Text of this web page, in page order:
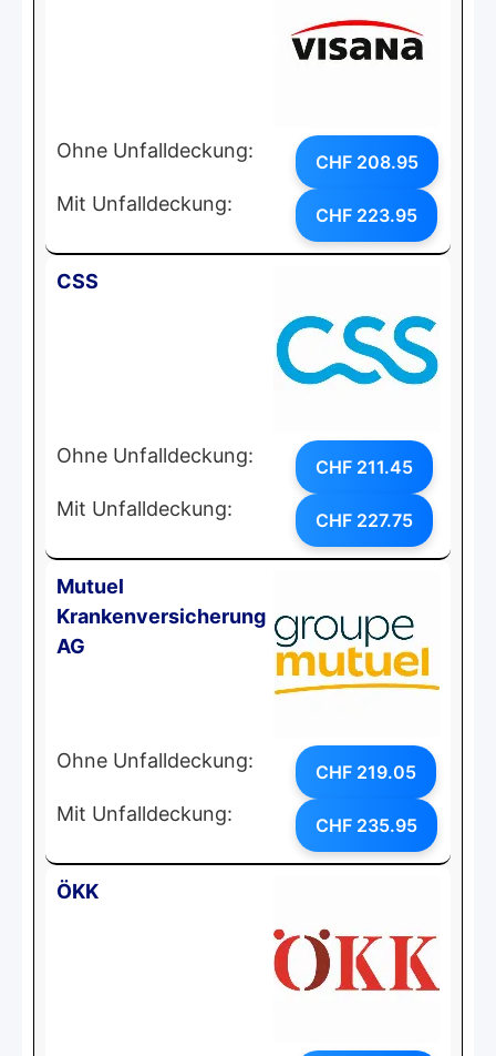
Ohne Unfalldeckung: CHF 208.95
Mit Unfalldeckung: CHF 223.95
CSS
Ohne Unfalldeckung: CHF 211.45
Mit Unfalldeckung: CHF 227.75
Mutuel
Krankenversicherung
AG
Ohne Unfalldeckung: CHF 219.05
Mit Unfalldeckung: CHF 235.95
ÖKK